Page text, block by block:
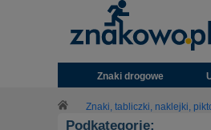
Znaki drogowe
Znaki, tabliczki, naklejki,
Podkategorie: